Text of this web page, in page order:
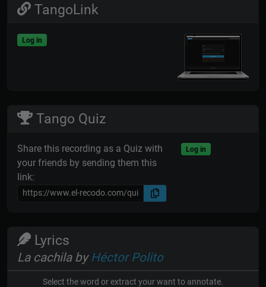
TangoLink
Log in
Tango Quiz
Share this recording as a Quiz with
your friends by sending them this
link:
Log in
Lyrics
La cachila by Héctor Polito
Select the word or extract your want to annotate.